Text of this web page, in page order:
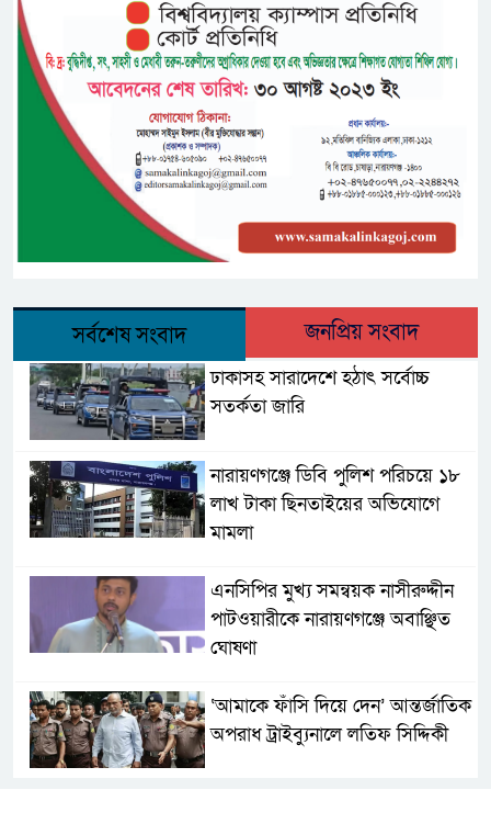
সর্বশেষ সংবাদ জনপ্রিয় সংবাদ
ঢাকাসহ সারাদেশে হঠাৎ সর্বোচ্চ
সতর্কতা জা‌রি
নারায়ণগঞ্জে ডিবি পুলিশ পরিচয়ে ১৮
লাখ টাকা ছিনতাইয়ের অভিযোগে
মামলা
এনসিপির মুখ্য সমন্বয়ক নাসীরুদ্দীন
পাটওয়ারীকে নারায়ণগঞ্জে অবাঞ্ছিত
ঘোষণা
‘আমাকে ফাঁসি দিয়ে দেন’ আন্তর্জাতিক
অপরাধ ট্রাইব্যুনালে লতিফ সিদ্দিকী